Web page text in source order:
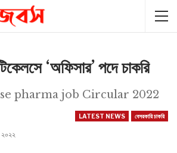
‘অফিসার’ পদে চাকরি
pharma job Circular 2022
LATEST NEWS বেসরকারি চাকরি
২০২২